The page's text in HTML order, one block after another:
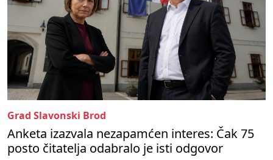
Grad Slavonski Brod
Anketa izazvala nezapamćen interes: Čak 75
posto čitatelja odabralo je isti odgovor